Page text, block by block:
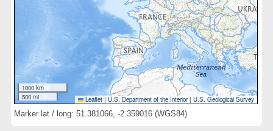
1000 km
500 mi
Leaflet | U.S. Department of the Interior|U.S. Geological Survey
Marker lat / long: 51.381066, -2.359016 (WGS84)